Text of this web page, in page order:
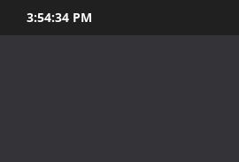
to
3:54:35 PM